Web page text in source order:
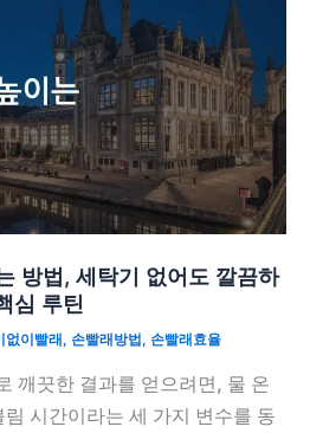
방법, 세탁기 없어도 깔끔하
심 루틴
없이빨래 , 손빨래방법 , 손빨래효율
깨끗한 결과를 얻으려면, 물 온
림 시간이라는 세 가지 변수를 동